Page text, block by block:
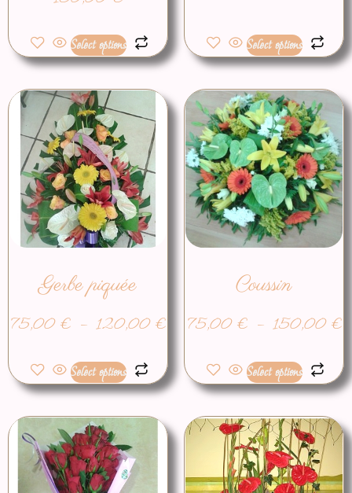
Select options Select options
Gerbe piquée
75,00€ – 120,00€
Select options
Coussin
75,00€ – 150,00€
Select options